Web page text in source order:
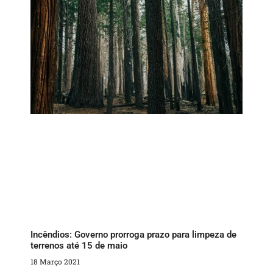
Incêndios: Governo prorroga prazo para limpeza de
terrenos até 15 de maio
18 Março 2021